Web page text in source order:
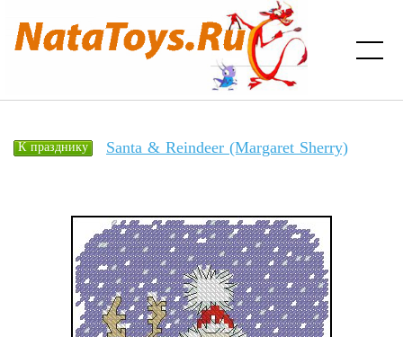
К празднику Santa & Reindeer (Margaret Sherry)